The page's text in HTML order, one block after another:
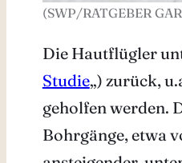
(SWP/RATGEBER
Die Hautflügler
Studie„) zurück,
geholfen werden.
Bohrgänge, etwa